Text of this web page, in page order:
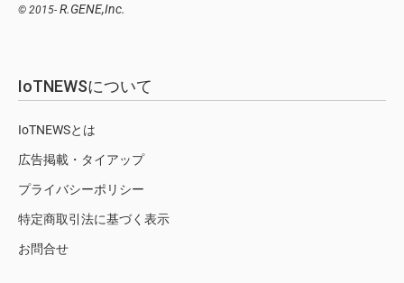
© 2015- R.GENE,Inc.
IoTNEWSについて
IoTNEWSとは
広告掲載・タイアップ
プライバシーポリシー
特定商取引法に基づく表示
お問合せ